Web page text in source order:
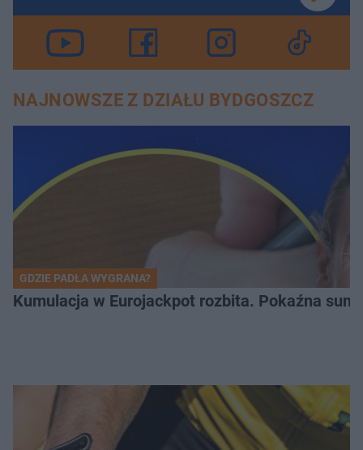
NAJNOWSZE Z DZIAŁU BYDGOSZCZ
GDZIE PADŁA WYGRANA?
Kumulacja w Eurojackpot rozbita. Pokaźna